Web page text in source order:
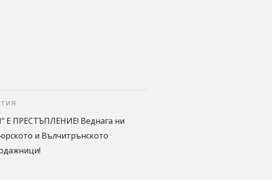
Е ПРЕСТЪПЛЕНИЕ! Веднага ни
и Вълчитрънското